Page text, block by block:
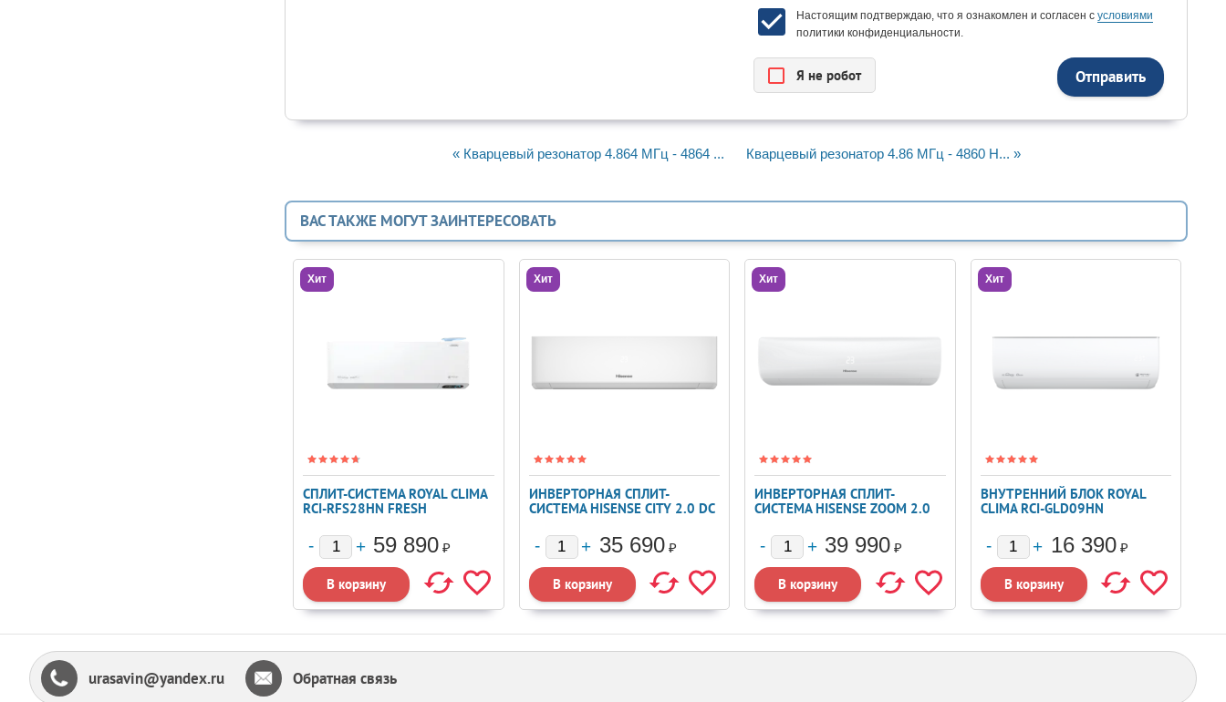
Настоящим подтверждаю, что я ознакомлен и согласен с условиями
политики конфиденциальности.
Я нe рoбoт
« Кварцевый резонатор 4.864 МГц - 4864 ... Кварцевый резонатор 4.86 МГц - 4860 H... »
ВАС ТАКЖЕ МОГУТ ЗАИНТЕРЕСОВАТЬ
Хит
СПЛИТ-СИСТЕМА ROYAL CLIMA
RCI-RFS28HN FRESH
59 890 ₽
Хит
ИНВЕРТОРНАЯ СПЛИТ-
СИСТЕМА HISENSE CITY 2.0 DC
35 690 ₽
Хит
ИНВЕРТОРНАЯ СПЛИТ-
СИСТЕМА HISENSE ZOOM 2.0
13UW4RYRKB0539 990 ₽
Хит
ВНУТРЕННИЙ БЛОК ROYAL
CLIMA RCI-GLD09HN
16 390 ₽
urasavin@yandex.ru Обратная связь